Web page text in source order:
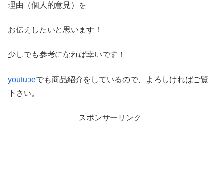
理由（個人的意見）を
お伝えしたいと思います！
少しでも参考になれば幸いです！
youtubeでも商品紹介をしているので、よろしければご覧
下さい。
スポンサーリンク